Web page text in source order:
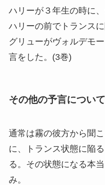
ハリーが３年生の時に
ハリーの前でトランス
グリューがヴォルデモ
言をした。(3巻)
その他の予言について
通常は霧の彼方から聞
に、トランス状態に陥
る。その状態になる本
み。